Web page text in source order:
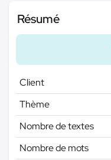
Résumé
Client
Thème
Nombre de textes
Nombre de mots